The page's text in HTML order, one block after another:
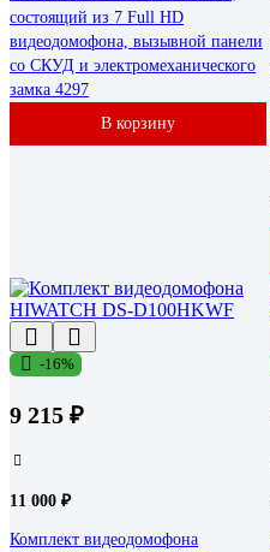
состоящий из 7 Full HD
видеодомофона, вызывной панели
со СКУД и электромеханического
замка 4297
В корзину
-16%
9 215 ₽
11 000 ₽
Комплект видеодомофона